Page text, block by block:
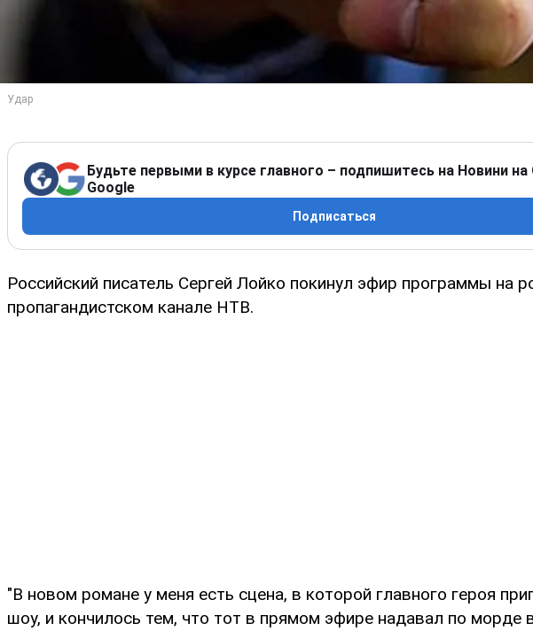
Будьте первыми в курсе главного – подпишитесь на Новини на
Google
Подписаться
Российский писатель Сергей Лойко покинул эфир программы на
пропагандистском канале НТВ.
"В новом романе у меня есть сцена, в которой главного героя
шоу, и кончилось тем, что тот в прямом эфире надавал по морде